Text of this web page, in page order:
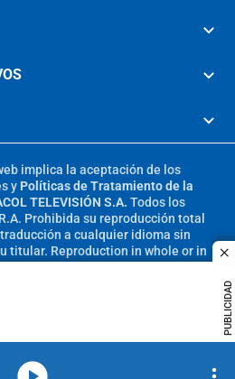
PUBLICIDAD
implica la aceptación de los
y Políticas de Tratamiento de la
TELEVISIÓN S.A. Todos los
Prohibida su reproducción total
a cualquier idioma sin
titular. Reproduction in whole or in